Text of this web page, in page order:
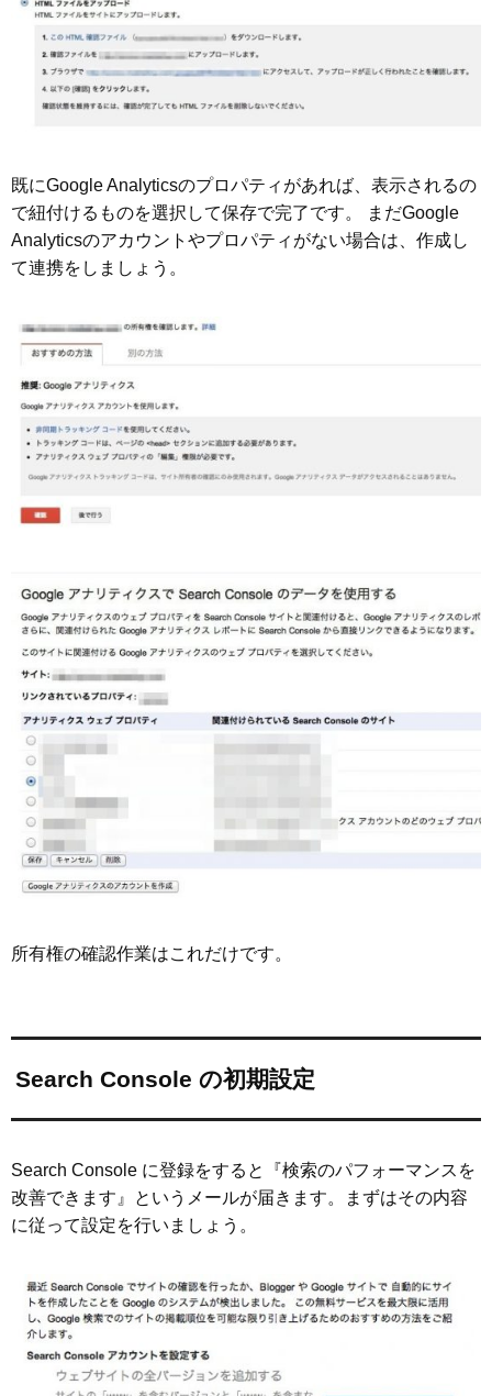
既にGoogle Analyticsのプロパティがあれば、表示されるの
で紐付けるものを選択して保存で完了です。 まだGoogle
Analyticsのアカウントやプロパティがない場合は、作成し
て連携をしましょう。
所有権の確認作業はこれだけです。
Search Console の初期設定
Search Console に登録をすると『検索のパフォーマンスを
改善できます』というメールが届きます。まずはその内容
に従って設定を行いましょう。